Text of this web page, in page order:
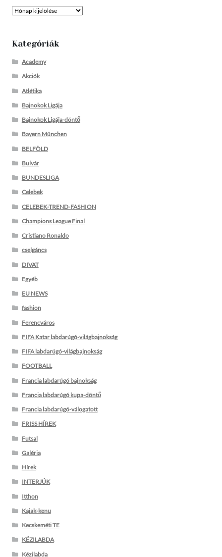
Archívum
Kategóriák
Academy
Akciók
Atlétika
Bajnokok Ligája
Bajnokok Ligája-döntő
Bayern München
BELFÖLD
Bulvár
BUNDESLIGA
Celebek
CELEBEK-TREND-FASHION
Champions League Final
Cristiano Ronaldo
cselgáncs
DIVAT
Egyéb
EU NEWS
fashion
Ferencváros
FIFA Katar labdarúgó-világbajnokság
FIFA labdarúgó-világbajnokság
FOOTBALL
Francia labdarúgó bajnokság
Francia labdarúgó kupa-döntő
Francia labdarúgó-válogatott
FRISS HÍREK
Futsal
Galéria
Hírek
INTERJÚK
Itthon
Kajak-kenu
Kecskeméti TE
KÉZILABDA
Kézilabda